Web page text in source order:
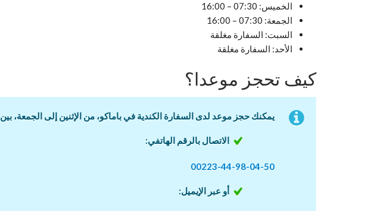
الخميس: 07:30 – 16:00
الجمعة: 07:30 – 16:00
السبت: السفارة مغلقة
الأحد: السفارة مغلقة
كيف تحجز موعدا؟
يمكنك حجز موعد لدى السفارة الكندية في باماكو، من الإثنين إلى الجمعة، بين 7:30 و 16:00 عبر:
الاتصال بالرقم الهاتفي:
00223-44-98-04-50
أو عبر الإيميل: